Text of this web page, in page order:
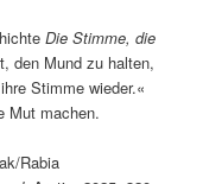
Die Stimme, die
den Mund zu halten,
Stimme wieder.«
Mut machen.
Rabia